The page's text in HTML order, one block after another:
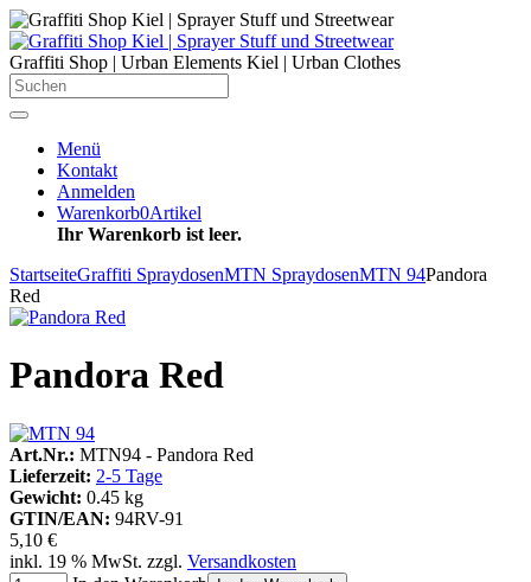
Graffiti Shop | Urban Elements Kiel | Urban Clothes
Menü
Kontakt
Anmelden
Warenkorb0Artikel
Ihr Warenkorb ist leer.
StartseiteGraffiti SpraydosenMTN SpraydosenMTN 94Pandora
Red
Pandora Red
Art.Nr.: MTN94 - Pandora Red
Lieferzeit: 2-5 Tage
Gewicht: 0.45 kg
GTIN/EAN: 94RV-91
5,10 €
inkl. 19 % MwSt. zzgl. Versandkosten